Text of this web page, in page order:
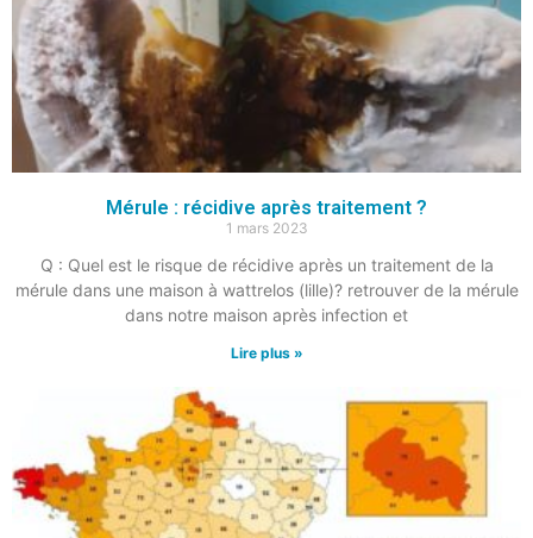
Mérule : récidive après traitement ?
1 mars 2023
Q : Quel est le risque de récidive après un traitement de la
mérule dans une maison à wattrelos (lille)? retrouver de la mérule
dans notre maison après infection et
Lire plus »